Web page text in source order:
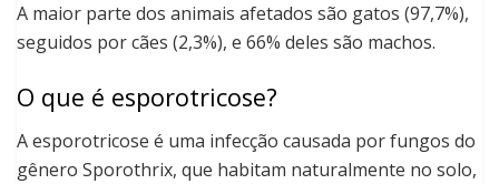
A maior parte dos animais afetados são gatos (97,7%),
seguidos por cães (2,3%), e 66% deles são machos.
O que é esporotricose?
A esporotricose é uma infecção causada por fungos do
gênero Sporothrix, que habitam naturalmente no solo,